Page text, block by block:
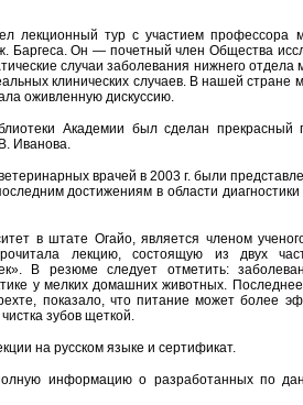
лекционный тур с участием профессора
Баргеса. Он — почетный член Общества
случаи заболевания нижнего
клинических случаев. В нашей стране
оживленную дискуссию.
Академии был сделан
Иванова.
врачей в 2003 г. были
достижениям в области
в штате Огайо, является членом
лекцию, состоящую из двух
В резюме следует отметить:
у мелких домашних животных.
показало, что питание может более
зубов щеткой.
на русском языке и сертификат.
информацию о разработанных по